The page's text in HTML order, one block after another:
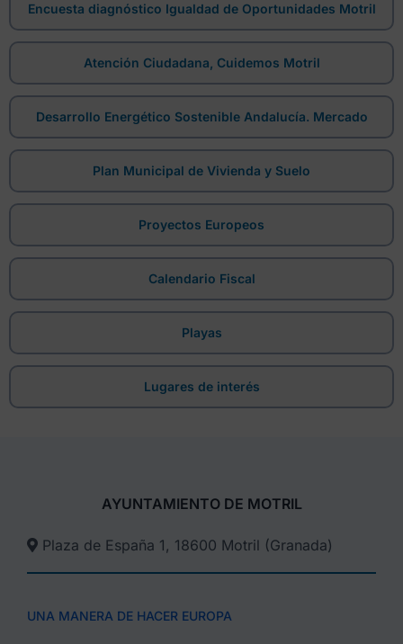
Encuesta diagnóstico Igualdad de Oportunidades Motril
Atención Ciudadana, Cuidemos Motril
Desarrollo Energético Sostenible Andalucía. Mercado
Plan Municipal de Vivienda y Suelo
Proyectos Europeos
Calendario Fiscal
Playas
Lugares de interés
AYUNTAMIENTO DE MOTRIL
Plaza de España 1, 18600 Motril (Granada)​
UNA MANERA DE HACER EUROPA